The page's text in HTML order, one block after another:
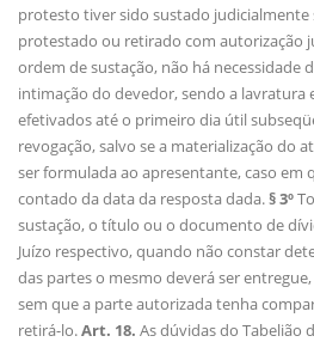
protesto tiver sido sustado judicialmente
protestado ou retirado com autorização
ordem de sustação, não há necessidade
intimação do devedor, sendo a lavratura
efetivados até o primeiro dia útil
revogação, salvo se a materialização do
ser formulada ao apresentante, caso em
contado da data da resposta dada.§ 3º
sustação, o título ou o documento de
Juízo respectivo, quando não constar
das partes o mesmo deverá ser
sem que a parte autorizada tenha
retirá-lo.Art. 18. As dúvidas do Tabelião